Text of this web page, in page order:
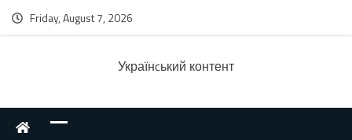
Friday, August 7, 2026
Українcький контент